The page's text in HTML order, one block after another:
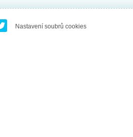
Nastavení soubrů cookies